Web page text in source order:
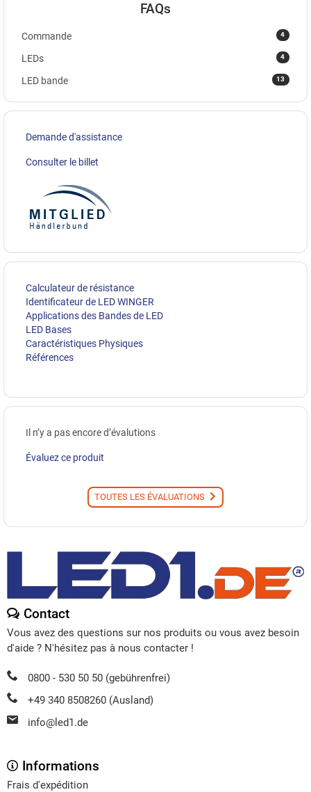
FAQs
4
Commande
4
LEDs
13
LED bande
Demande d'assistance
Consulter le billet
Calculateur de résistance
Identificateur de LED WINGER
Applications des Bandes de LED
LED Bases
Caractéristiques Physiques
Références
Il n’y a pas encore d’évalutions
Évaluez ce produit
TOUTES LES ÉVALUATIONS
Contact
Vous avez des questions sur nos produits ou vous avez besoin
d'aide ? N'hésitez pas à nous contacter !
0800 - 530 50 50 (gebührenfrei)
+49 340 8508260 (Ausland)
info@led1.de
Informations
Frais d'expédition